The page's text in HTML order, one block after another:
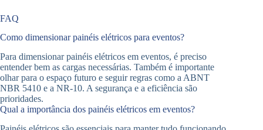
FAQ
Como dimensionar painéis elétricos para eventos?
Para dimensionar painéis elétricos em eventos, é preciso
entender bem as cargas necessárias. Também é importante
olhar para o espaço futuro e seguir regras como a ABNT
NBR 5410 e a NR-10. A segurança e a eficiência são
prioridades.
Qual a importância dos painéis elétricos em eventos?